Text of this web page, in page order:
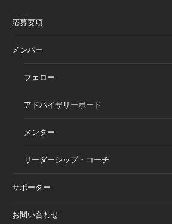
応募要項
メンバー
フェロー
アドバイザリーボード
メンター
リーダーシップ・コーチ
サポーター
お問い合わせ